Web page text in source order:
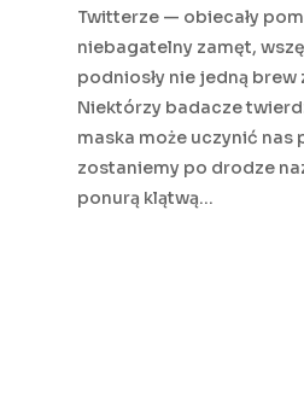
Twitterze — obiecały
niebagatelny zamęt,
podniosły nie jedną brew
Niektórzy badacze
maska może uczynić nas
zostaniemy po drodze
ponurą klątwą…